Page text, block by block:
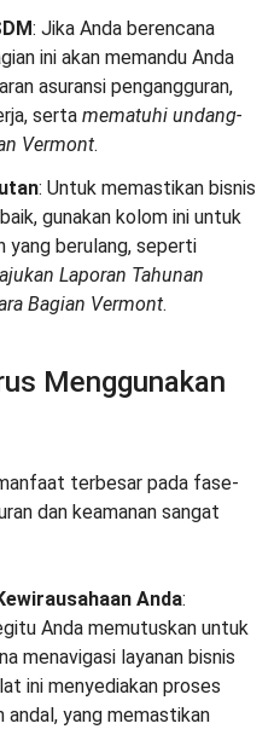
: Jika Anda berencana
ini akan memandu Anda
asuransi pengangguran,
serta mematuhi undang-
Vermont.
: Untuk memastikan bisnis
gunakan kolom ini untuk
yang berulang, seperti
Laporan Tahunan
Bagian Vermont.
Menggunakan
terbesar pada fase-
dan keamanan sangat
Anda:
Anda memutuskan untuk
menavigasi layanan bisnis
ini menyediakan proses
andal, yang memastikan